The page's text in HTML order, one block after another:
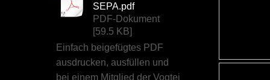
SEPA.pdf
PDF-Dokument
[59.5 KB]
Einfach beigefügtes PDF
ausdrucken, ausfüllen und
bei einem Mitglied der Vogtei